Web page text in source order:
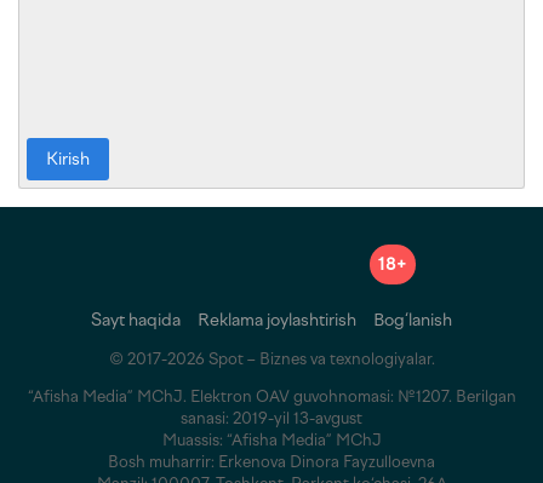
Kirish
18+
Sayt haqida Reklama joylashtirish Bog‘lanish
© 2017-2026 Spot – Biznes va texnologiyalar.
“Afisha Media” MChJ. Elektron OAV guvohnomasi: №1207. Berilgan
sanasi: 2019-yil 13-avgust
Muassis: “Afisha Media” MChJ
Bosh muharrir: Erkenova Dinora Fayzulloevna